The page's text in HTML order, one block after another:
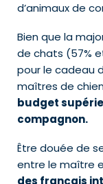
d’animaux de
Bien que la
de chats (57%
pour le cadeau
maîtres de
budget
compagnon.
Être douée de
entre le maître